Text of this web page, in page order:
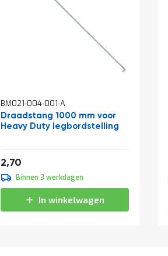
BM021-004-001-A
Draadstang 1000 mm voor
Heavy Duty legbordstelling
2,70
Binnen 3 werkdagen
In winkelwagen